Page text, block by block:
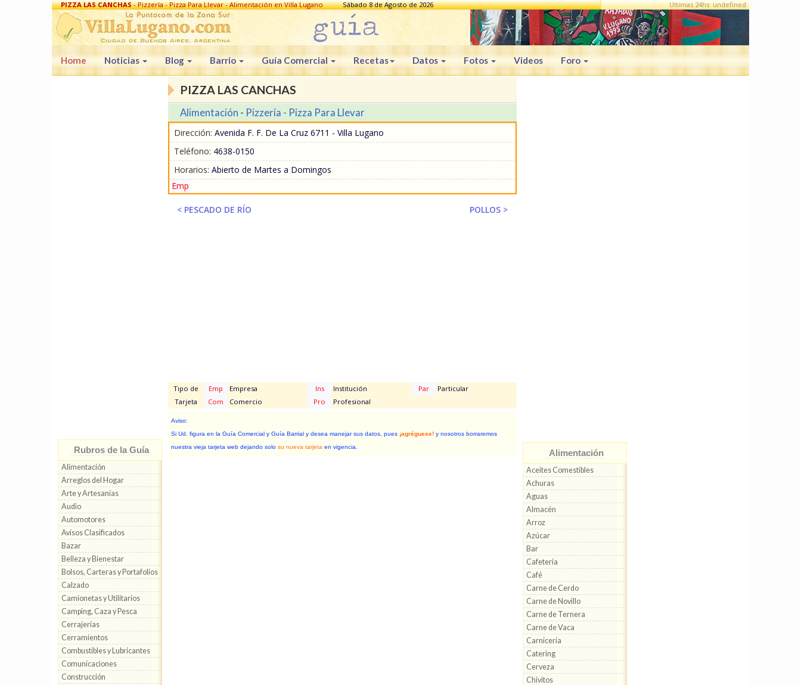
PIZZA LAS CANCHAS- Pizzería - Pizza Para Llevar - Alimentación en Villa Lugano Sábado 8 de Agosto de 2026 Ultimas 24hs: undefined
Home Noticias Blog Barrio Guía Comercial Recetas Datos Fotos Videos Foro
Rubros de la Guía
Alimentación
Arreglos del Hogar
Arte y Artesanías
Audio
Automotores
Avisos Clasificados
Bazar
Belleza y Bienestar
Bolsos, Carteras y Portafolios
Calzado
Camionetas y Utilitarios
Camping, Caza y Pesca
Cerrajerías
Cerramientos
Combustibles y Lubricantes
Comunicaciones
Construcción
PIZZA LAS CANCHAS
Alimentación - Pizzería - Pizza Para Llevar
Dirección: Avenida F. F. De La Cruz 6711 - Villa Lugano
Teléfono: 4638-0150
Horarios: Abierto de Martes a Domingos
Emp
< PESCADO DE RÍO POLLOS >
Tipo de
Tarjeta
Emp Empresa Ins Institución Par
Particular
Com
Comercio Pro Profesional
Aviso:
Si Ud. figura en la Guía Comercial y Guía Barrial y desea manejar sus datos, pues ¡agréguese! y nosotros borraremos
nuestra vieja tarjeta web dejando solo su nueva tarjeta en vigencia.
Alimentación
Aceites Comestibles
Achuras
Aguas
Almacén
Arroz
Azúcar
Bar
Cafetería
Café
Carne de Cerdo
Carne de Novillo
Carne de Ternera
Carne de Vaca
Carnicería
Catering
Cerveza
Chivitos